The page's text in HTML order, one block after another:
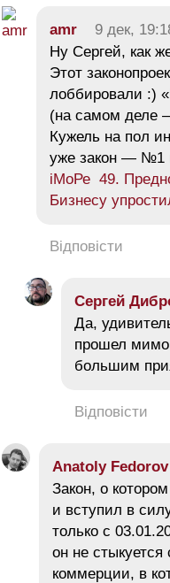
amr 9 дек,
Ну Сергей, как
Этот
лоббировали :)
(на самом деле
Кужель на пол
уже закон — №1
іМоРе 49.
Бизнесу
Відповісти
Сергей
Да,
прошел мимо
большим
Відповісти
Anatoly Fedorov
Закон, о
и вступил в
только с
он не стыкуется
коммерции, в